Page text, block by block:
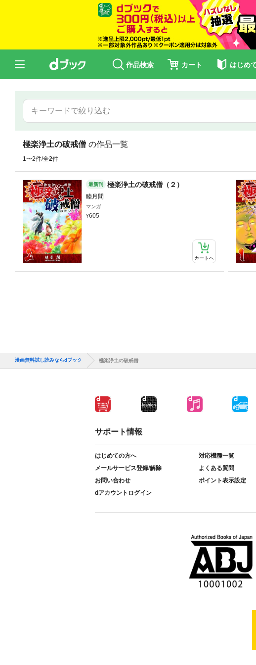
作品検索 カート はじめ
極楽浄土の破戒僧 の作品一覧
1〜2件/全2件
最新刊 極楽浄土の破戒僧（２）
睦月間
マンガ
605
カートへ
漫画無料試し読みならdブック 極楽浄土の破戒僧
サポート情報
はじめての方へ
対応機種一覧
メールサービス登録/解除
よくある質問
お問い合わせ
ポイント表示設定
dアカウントログイン